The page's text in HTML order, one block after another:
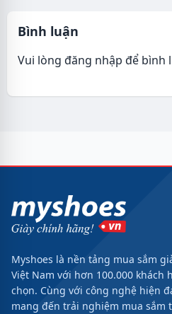
Bình luận
Vui lòng đăng nhập để bình
Myshoes là nền tảng mua sắm
Việt Nam với hơn 100.000 khách
chọn. Cùng với công nghệ hiện
mang đến trải nghiệm mua sắm